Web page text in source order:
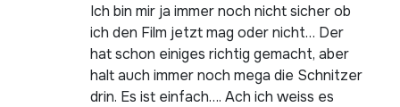
Ich bin mir ja immer noch nicht sicher ob
ich den Film jetzt mag oder nicht… Der
hat schon einiges richtig gemacht, aber
halt auch immer noch mega die Schnitzer
drin. Es ist einfach…. Ach ich weiss es